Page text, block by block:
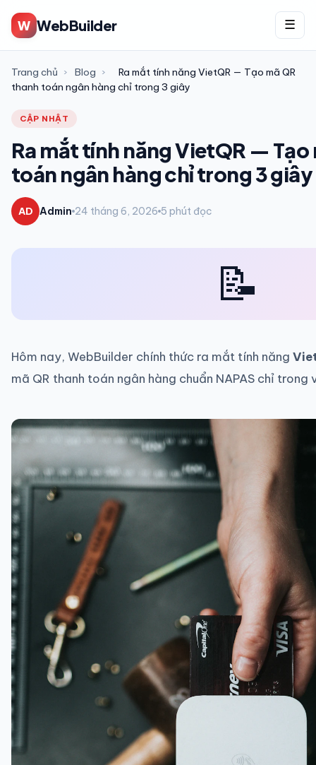
W WebBuilder ☰
Trang chủ › Blog ›
Ra mắt tính năng VietQR — Tạo mã QR
thanh toán ngân hàng chỉ trong 3 giây
CẬP NHẬT
Ra mắt tính năng VietQR — Tạo
toán ngân hàng chỉ trong 3 giây
AD Admin 24 tháng 6, 2026 5 phút đọc
📝
Hôm nay, WebBuilder chính thức ra mắt tính năng
mã QR thanh toán ngân hàng chuẩn NAPAS chỉ trong